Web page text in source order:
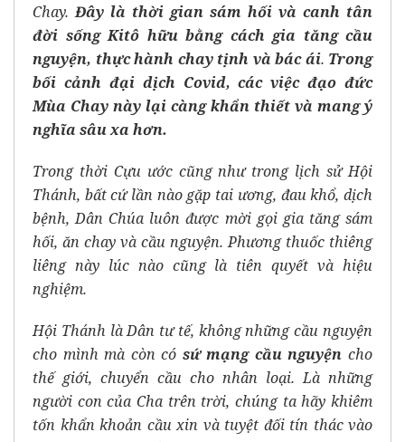
Chay.Đây là thời gian sám hối và canh tân
đời sống Kitô hữu bằng cách gia tăng cầu
nguyện, thực hành chay tịnh và bác ái. Trong
bối cảnh đại dịch Covid, các việc đạo đức
Mùa Chay này lại càng khẩn thiết và mang ý
nghĩa sâu xa hơn.
Trong thời Cựu ước cũng như trong lịch sử Hội
Thánh, bất cứ lần nào gặp tai ương, đau khổ, dịch
bệnh, Dân Chúa luôn được mời gọi gia tăng sám
hối, ăn chay và cầu nguyện. Phương thuốc thiêng
liêng này lúc nào cũng là tiên quyết và hiệu
nghiệm.
Hội Thánh là Dân tư tế, không những cầu nguyện
cho mình mà còn có sứ mạng cầu nguyện cho
thế giới, chuyển cầu cho nhân loại. Là những
người con của Cha trên trời, chúng ta hãy khiêm
tốn khẩn khoản cầu xin và tuyệt đối tín thác vào